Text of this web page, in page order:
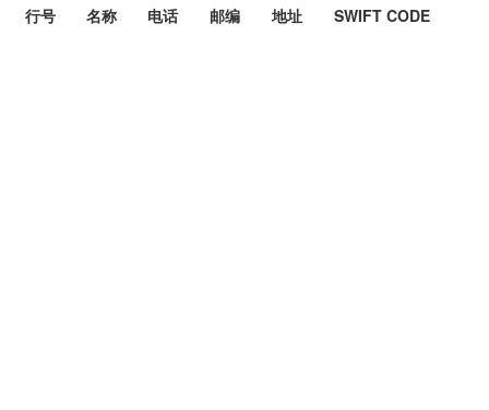
行号 名称 电话 邮编 地址 SWIFT CODE